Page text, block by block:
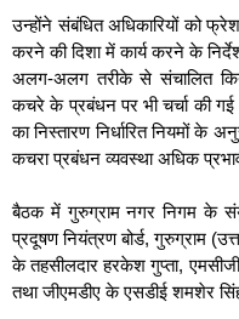
उन्होंने संबंधित अधिकारियों को
करने की दिशा में कार्य करने के
अलग-अलग तरीके से संचालित
कचरे के प्रबंधन पर भी चर्चा की
का निस्तारण निर्धारित नियमों के
कचरा प्रबंधन व्यवस्था अधिक
बैठक में गुरुग्राम नगर निगम के
प्रदूषण नियंत्रण बोर्ड, गुरुग्राम
के तहसीलदार हरकेश गुप्ता,
तथा जीएमडीए के एसडीई शमशेर